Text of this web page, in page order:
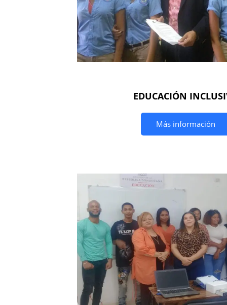
EDUCACIÓN
Más información